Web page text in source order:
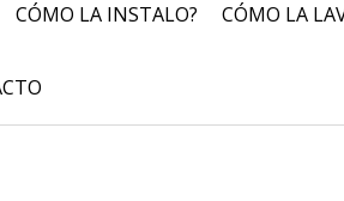
CÓMO LA INSTALO? CÓMO LA